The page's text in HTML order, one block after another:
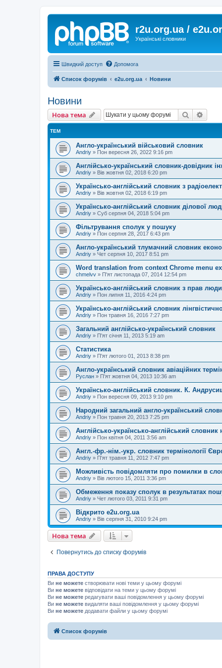
r2u.org.ua /
Українські словники
Швидкий доступ Допомога
Список форумів e2u.org.ua Новини
Новини
Нова тема Пошук
ТЕМ
Англо-український військовий словник
Andriy » Пон вересня 26, 2022 9:16 pm
Англійсько-український словник-довідник
Andriy » Вів жовтня 02, 2018 6:20 pm
Українсько-англійський словник з
Andriy » Вів жовтня 02, 2018 6:19 pm
Українсько-англійський словник ділової
Andriy » Суб серпня 04, 2018 5:04 pm
Фільтрування сполук у пошуку
Andriy » Пон серпня 28, 2017 6:43 pm
Англо-український тлумачний словник
Andriy » Чет серпня 10, 2017 8:51 pm
Word translation from context Chrome menu
chmelvv » П'ят листопада 07, 2014 12:54 pm
Українсько-англійський словник з прав
Andriy » Пон липня 11, 2016 4:24 pm
Українсько-англійський словник
Andriy » Пон травня 16, 2016 7:27 pm
Загальний англійсько-український словник
Andriy » П'ят січня 11, 2013 5:19 am
Статистика
Andriy » П'ят лютого 01, 2013 8:38 pm
Англо-український словник авіаційних
Руслан » П'ят жовтня 04, 2013 10:36 am
Українсько-англійський словник. К.
Andriy » Пон вересня 09, 2013 9:10 pm
Народний загальний англо-український
Andriy » Пон травня 20, 2013 7:25 pm
Англійсько-українсько-англійський словник
Andriy » Пон квітня 04, 2011 3:56 am
Англ.-фр.-нім.-укр. словник термінології
Andriy » П'ят травня 11, 2012 7:47 pm
Можливість повідомляти про помилки в
Andriy » Вів лютого 15, 2011 3:36 pm
Обмеження показу сполук в результатах
Andriy » Чет лютого 03, 2011 9:31 pm
Відкрито e2u.org.ua
Andriy » Вів серпня 31, 2010 9:24 pm
Нова тема
Повернутись до списку форумів
ПРАВА ДОСТУПУ
Ви не можете створювати нові теми у цьому форумі
Ви не можете відповідати на теми у цьому форумі
Ви не можете редагувати ваші повідомлення у цьому форумі
Ви не можете видаляти ваші повідомлення у цьому форумі
Ви не можете додавати файли у цьому форумі
Список форумів